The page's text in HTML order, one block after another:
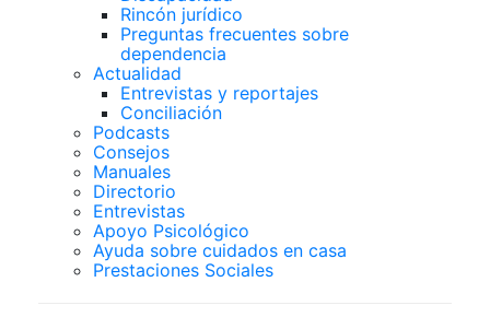
Rincón jurídico
Preguntas frecuentes sobre
dependencia
Actualidad
Entrevistas y reportajes
Conciliación
Podcasts
Consejos
Manuales
Directorio
Entrevistas
Apoyo Psicológico
Ayuda sobre cuidados en casa
Prestaciones Sociales